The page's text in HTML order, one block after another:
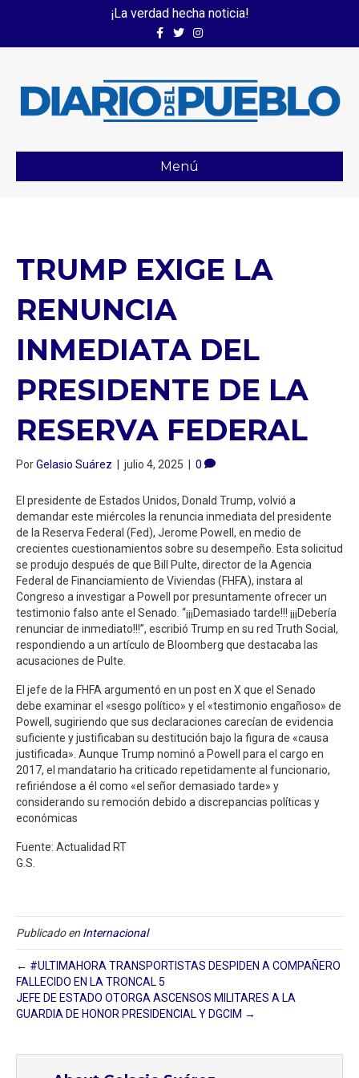
¡La verdad hecha noticia!
FacebookTwitterInstagram
Menú
TRUMP EXIGE LA
RENUNCIA
INMEDIATA DEL
PRESIDENTE DE LA
RESERVA FEDERAL
PorGelasio Suárez | julio 4, 2025 | 0
El presidente de Estados Unidos, Donald Trump, volvió a
demandar este miércoles la renuncia inmediata del presidente
de la Reserva Federal (Fed), Jerome Powell, en medio de
crecientes cuestionamientos sobre su desempeño. Esta solicitud
se produjo después de que Bill Pulte, director de la Agencia
Federal de Financiamiento de Viviendas (FHFA), instara al
Congreso a investigar a Powell por presuntamente ofrecer un
testimonio falso ante el Senado. “¡¡¡Demasiado tarde!!! ¡¡¡Debería
renunciar de inmediato!!!”, escribió Trump en su red Truth Social,
respondiendo a un artículo de Bloomberg que destacaba las
acusaciones de Pulte.
El jefe de la FHFA argumentó en un post en X que el Senado
debe examinar el «sesgo político» y el «testimonio engañoso» de
Powell, sugiriendo que sus declaraciones carecían de evidencia
suficiente y justificaban su destitución bajo la figura de «causa
justificada». Aunque Trump nominó a Powell para el cargo en
2017, el mandatario ha criticado repetidamente al funcionario,
refiriéndose a él como «el señor demasiado tarde» y
considerando su remoción debido a discrepancias políticas y
económicas
Fuente: Actualidad RT
G.S.
Publicado en Internacional
← #ULTIMAHORA TRANSPORTISTAS DESPIDEN A COMPAÑERO
FALLECIDO EN LA TRONCAL 5
JEFE DE ESTADO OTORGA ASCENSOS MILITARES A LA
GUARDIA DE HONOR PRESIDENCIAL Y DGCIM →